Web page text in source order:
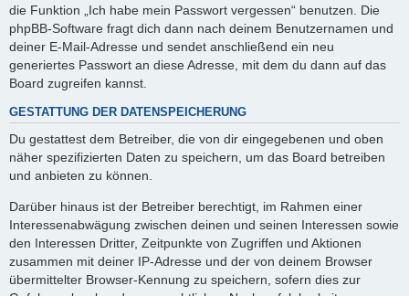
die Funktion „Ich habe mein Passwort vergessen“ benutzen. Die
phpBB-Software fragt dich dann nach deinem Benutzernamen und
deiner E-Mail-Adresse und sendet anschließend ein neu
generiertes Passwort an diese Adresse, mit dem du dann auf das
Board zugreifen kannst.
GESTATTUNG DER DATENSPEICHERUNG
Du gestattest dem Betreiber, die von dir eingegebenen und oben
näher spezifizierten Daten zu speichern, um das Board betreiben
und anbieten zu können.
Darüber hinaus ist der Betreiber berechtigt, im Rahmen einer
Interessenabwägung zwischen deinen und seinen Interessen sowie
den Interessen Dritter, Zeitpunkte von Zugriffen und Aktionen
zusammen mit deiner IP-Adresse und der von deinem Browser
übermittelter Browser-Kennung zu speichern, sofern dies zur